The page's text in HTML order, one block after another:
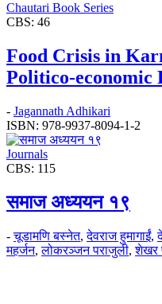
Chautari Book Series
CBS: 46
Food Crisis in
Politico-economic
- Jagannath Adhikari
ISBN: 978-9937-8094-1-2
Journals
CBS: 115
समाज अध्ययन १९
-चूडामणि बस्नेत,देवराज हुमागाईं,
महर्जन,लोकरञ्‍जन पराजुली,शेखर